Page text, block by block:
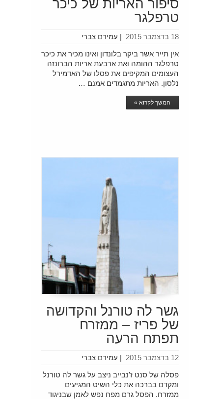
סיפור האריות של כיכר
טרפלגר
עמירם צברי | 18 בדצמבר 2015
אין תייר אשר ביקר בלונדון ואינו מכיר את כיכר
טרפלגר ההומה ואת ארבעת אריות הברונזה
העצומים המקיפים את פסלו של האדמירל
נלסון. האריות מתגמדים אמנם …
המשך לקרוא »
גשר לה טורנל והקדושה
של פריז – ממזרח
תפתח הרעה
עמירם צברי | 12 בדצמבר 2015
פסלה של סנט ז'נבייב ניצב על גשר לה טורנל
ומקדם בברכה את כלי השיט המגיעים
ממזרח. הפסל גרם מפח נפש לאמן שבניגוד